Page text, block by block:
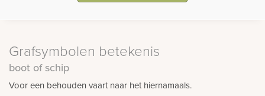
Grafsymbolen betekenis
boot of schip
Voor een behouden vaart naar het hiernamaals.